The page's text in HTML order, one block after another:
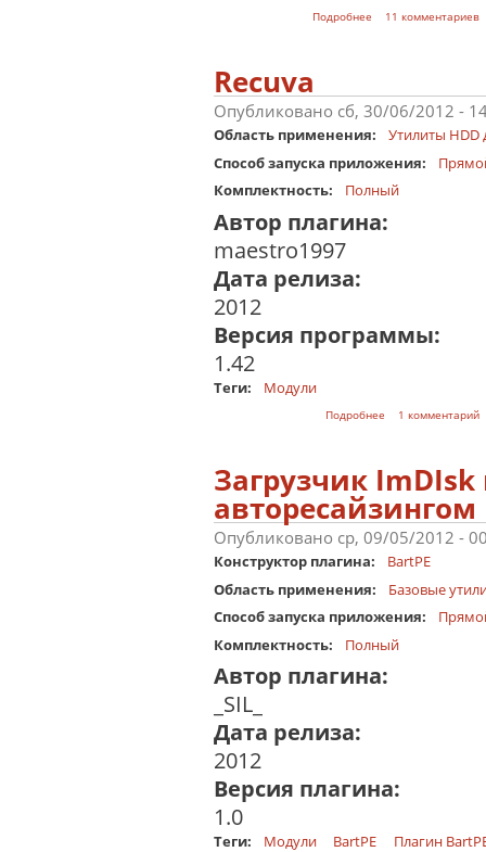
Подробнее о Acronis True Image
11 комментариев
Recuva
Опубликовано сб, 30/06/2012 -
Область применения:
Утилиты HDD
Способ запуска приложения:
Комплектность:
Полный
Автор плагина:
maestro1997
Дата релиза:
2012
Версия программы:
1.42
Теги: Модули
Подробнее о Recuva
1 комментарий
Загрузчик ImDIsk
авторесайзингом
Опубликовано ср, 09/05/2012 -
Конструктор плагина:
BartPE
Область применения:
Базовые
Способ запуска приложения:
Комплектность:
Полный
Автор плагина:
_SIL_
Дата релиза:
2012
Версия плагина:
1.0
Теги: Модули BartPE Плагин